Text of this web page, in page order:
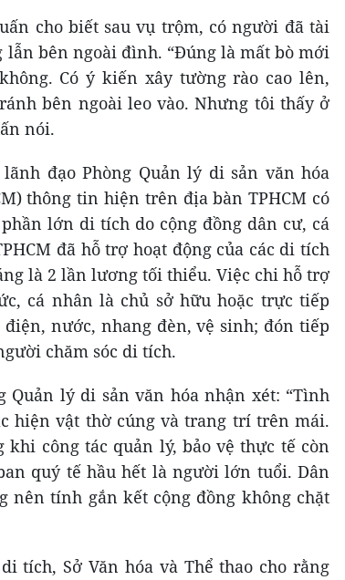
cho biết sau vụ trộm, có người đã tài
lẫn bên ngoài đình. “Đúng là mất bò mới
Có ý kiến xây tường rào cao lên,
bên ngoài leo vào. Nhưng tôi thấy ở
nói.
đạo Phòng Quản lý di sản văn hóa
thông tin hiện trên địa bàn TPHCM có
lớn di tích do cộng đồng dân cư, cá
đã hỗ trợ hoạt động của các di tích
là 2 lần lương tối thiểu. Việc chi hỗ trợ
cá nhân là chủ sở hữu hoặc trực tiếp
nước, nhang đèn, vệ sinh; đón tiếp
chăm sóc di tích.
Quản lý di sản văn hóa nhận xét: “Tình
hiện vật thờ cúng và trang trí trên mái.
công tác quản lý, bảo vệ thực tế còn
quý tế hầu hết là người lớn tuổi. Dân
nên tính gắn kết cộng đồng không chặt
tích, Sở Văn hóa và Thể thao cho rằng